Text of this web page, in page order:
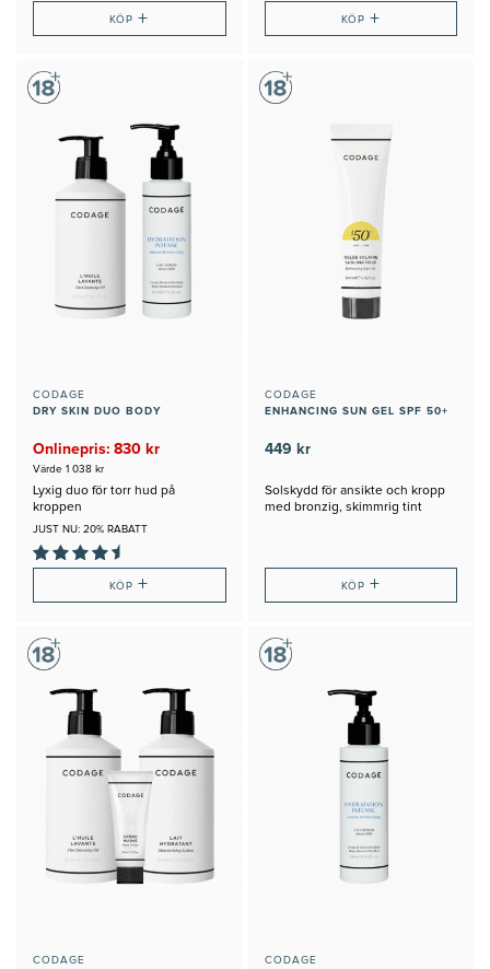
KÖP+ KÖP +
CODAGE
DRY SKIN DUO BODY
Onlinepris: 830 kr
Värde 1 038 kr
Lyxig duo för torr hud på
kroppen
JUST NU: 20% RABATT
KÖP+
CODAGE
ENHANCING SUN GEL SPF 50+
449 kr
Solskydd för ansikte och kropp
med bronzig, skimmrig tint
KÖP +
CODAGE CODAGE